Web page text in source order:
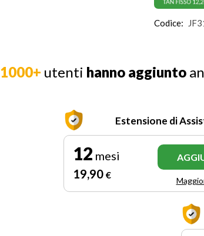
Codice:
1000+ utenti hanno aggiunto
Estensione di
12 mesi
19,90 €